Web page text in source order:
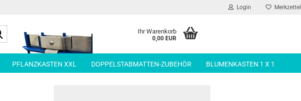
Login Merkzettel
Ihr Warenkorb
0,00 EUR
PFLANZKASTEN XXL DOPPELSTABMATTEN-ZUBEHÖR BLUMENKASTEN 1 X 1